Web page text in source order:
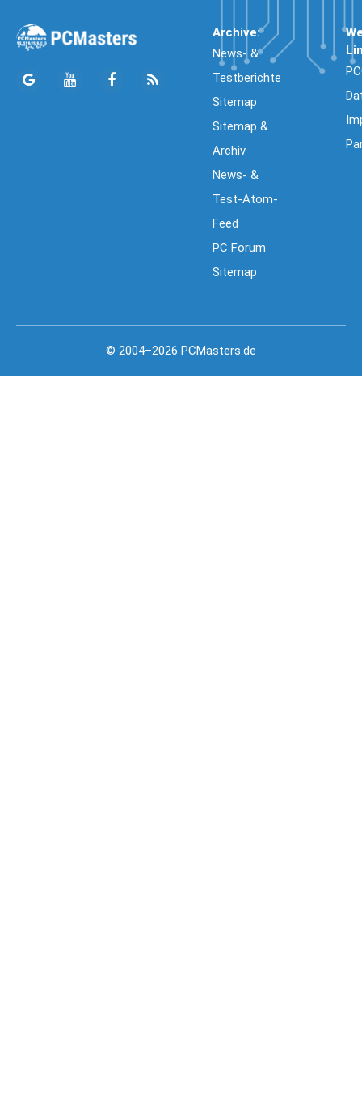
Archive:
News- &
Testberichte
Sitemap
Sitemap &
Archiv
News- &
Test-Atom-
Feed
PC Forum
Sitemap
© 2004–2026 PCMasters.de